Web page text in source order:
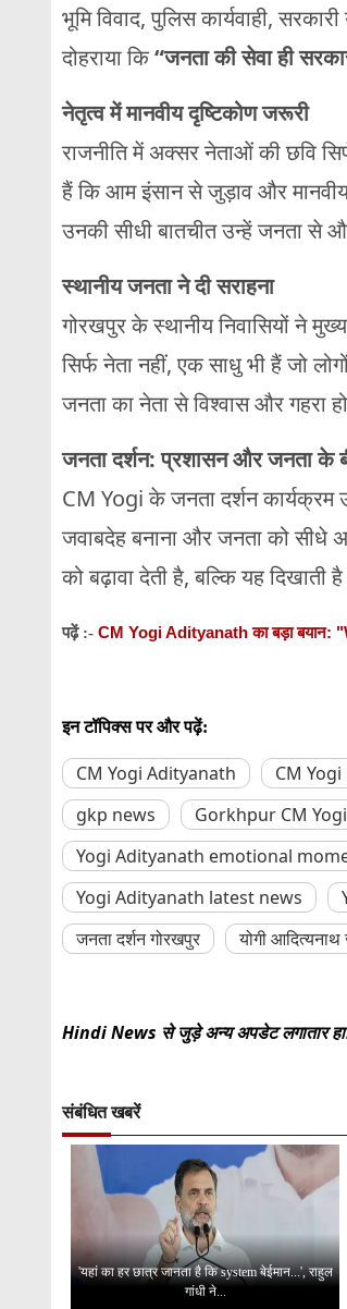
भूमि विवाद, पुलिस कार्यवाही,
दोहराया कि“जनता की सेवा ही
नेतृत्व में मानवीय दृष्टिकोण जरूरी
राजनीति में अक्सर नेताओं की छवि
हैं कि आम इंसान से जुड़ाव और
उनकी सीधी बातचीत उन्हें जनता से
स्थानीय जनता ने दी सराहना
गोरखपुर के स्थानीय निवासियों ने
सिर्फ नेता नहीं, एक साधु भी हैं जो
जनता का नेता से विश्वास और गहरा
जनता दर्शन: प्रशासन और जनता के
CM Yogi के जनता दर्शन कार्यक्रम
जवाबदेह बनाना और जनता को सीधे
को बढ़ावा देती है, बल्कि यह
पढ़ें :- CM Yogi Adityanath का बड़ा बयान:
इन टॉपिक्स पर और पढ़ें:
CM Yogi Adityanath CM
gkp news
Gorkhpur CM Yogi
Yogi Adityanath emotional
Yogi Adityanath latest news
जनता दर्शन गोरखपुर
योगी
Hindi News से जुड़े अन्य अपडेट लगातार
संबंधित खबरें
'यहां का हर छात्र जानता है कि system बेईमान...', राहुल
गांधी ने...